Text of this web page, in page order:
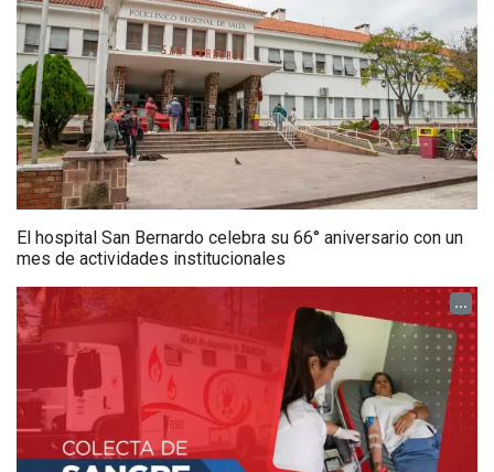
El hospital San Bernardo celebra su 66° aniversario con un
mes de actividades institucionales
...